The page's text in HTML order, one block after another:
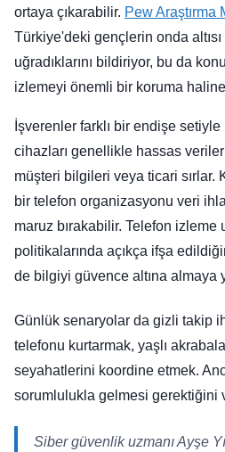
ortaya çıkarabilir. Pew Araştırma
Türkiye'deki gençlerin onda
uğradıklarını bildiriyor, bu da
izlemeyi önemli bir koruma
İşverenler farklı bir endişe setiyle
cihazları genellikle hassas
müşteri bilgileri veya ticari sırlar.
bir telefon organizasyonu veri
maruz bırakabilir. Telefon izleme
politikalarında açıkça ifşa
de bilgiyi güvence altına almaya
Günlük senaryolar da gizli takip
telefonu kurtarmak, yaşlı
seyahatlerini koordine etmek.
sorumlulukla gelmesi gerektiğini
Siber güvenlik uzmanı Ayşe